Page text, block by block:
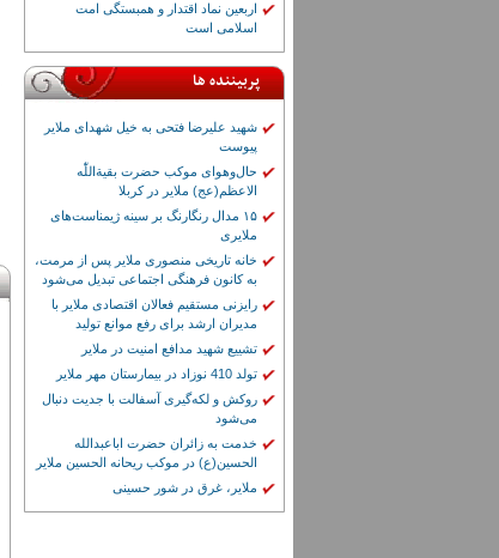
اربعین نماد اقتدار و همبستگی امت
اسلامی است
پربیننده ها
شهید علیرضا فتحی به خیل شهدای ملایر
پیوست
حال‌وهوای موکب حضرت بقیة‌اللّٰه
الاعظم(عج) ملایر در کربلا
۱۵ مدال رنگارنگ بر سینه ژیمناست‌های
ملایری
خانه تاریخی منصوری ملایر پس از مرمت،
به کانون فرهنگی اجتماعی تبدیل می‌شود
رایزنی مستقیم فعالان اقتصادی ملایر با
مدیران ارشد برای رفع موانع تولید
تشییع شهید مدافع امنیت در ملایر
تولد 410 نوزاد در بیمارستان مهر ملایر
روکش و لکه‌گیری آسفالت با جدیت دنبال
می‌شود
خدمت به زائران حضرت اباعبدالله
الحسین(ع) در موکب ریحانه الحسین ملایر
ملایر، غرق در شور حسینی